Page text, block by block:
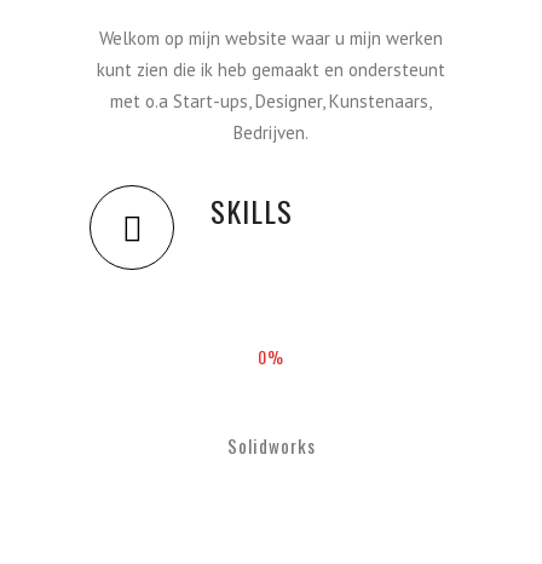
Industrial Product Designer
Welkom op mijn website waar u mijn werken
kunt zien die ik heb gemaakt en ondersteunt
met o.a Start-ups, Designer, Kunstenaars,
Bedrijven.
SKILLS
0%
Solidworks